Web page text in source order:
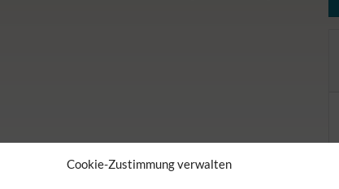
Cookie-Zustimmung verwalten